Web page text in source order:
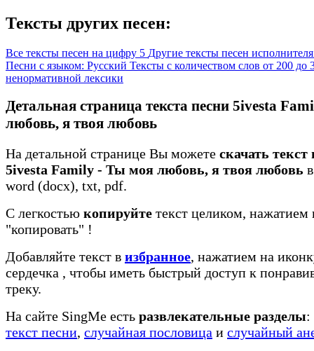
Тексты других песен:
Все тексты песен на цифру 5 Другие тексты песен
Песни с языком: Русский Тексты с количеством слов от 200 до
ненормативной лексики
Детальная страница текста песни 5ivesta
любовь, я твоя любовь
На детальной странице Вы можете скачать текст
5ivesta Family - Ты моя любовь, я твоя любовь
word (docx), txt, pdf.
С легкостью копируйте текст целиком, нажатием
"копировать" !
Добавляйте текст в избранное, нажатием на
сердечка , чтобы иметь быстрый доступ к
треку.
На сайте SingMe есть развлекательные разделы:
текст песни, случайная пословица и случайный